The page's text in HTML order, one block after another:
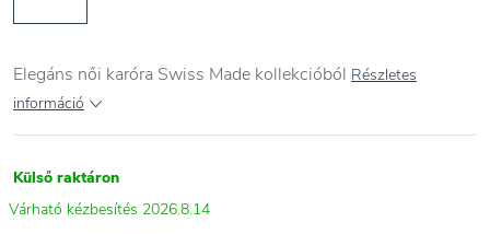
Elegáns női karóra Swiss Made kollekcióból Részletes
információ
Külső raktáron
2026.8.14